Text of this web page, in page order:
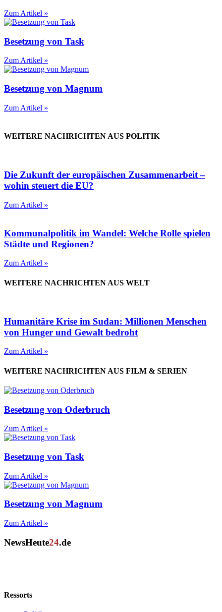
Zum Artikel »
Besetzung von Task
Zum Artikel »
Besetzung von Magnum
Zum Artikel »
WEITERE NACHRICHTEN AUS POLITIK
Die Zukunft der europäischen Zusammenarbeit –
wohin steuert die EU?
Zum Artikel »
Kommunalpolitik im Wandel: Welche Rolle spielen
Städte und Regionen?
Zum Artikel »
WEITERE NACHRICHTEN AUS WELT
Humanitäre Krise im Sudan: Millionen Menschen
von Hunger und Gewalt bedroht
Zum Artikel »
WEITERE NACHRICHTEN AUS FILM & SERIEN
Besetzung von Oderbruch
Zum Artikel »
Besetzung von Task
Zum Artikel »
Besetzung von Magnum
Zum Artikel »
NewsHeute24.de
Ressorts